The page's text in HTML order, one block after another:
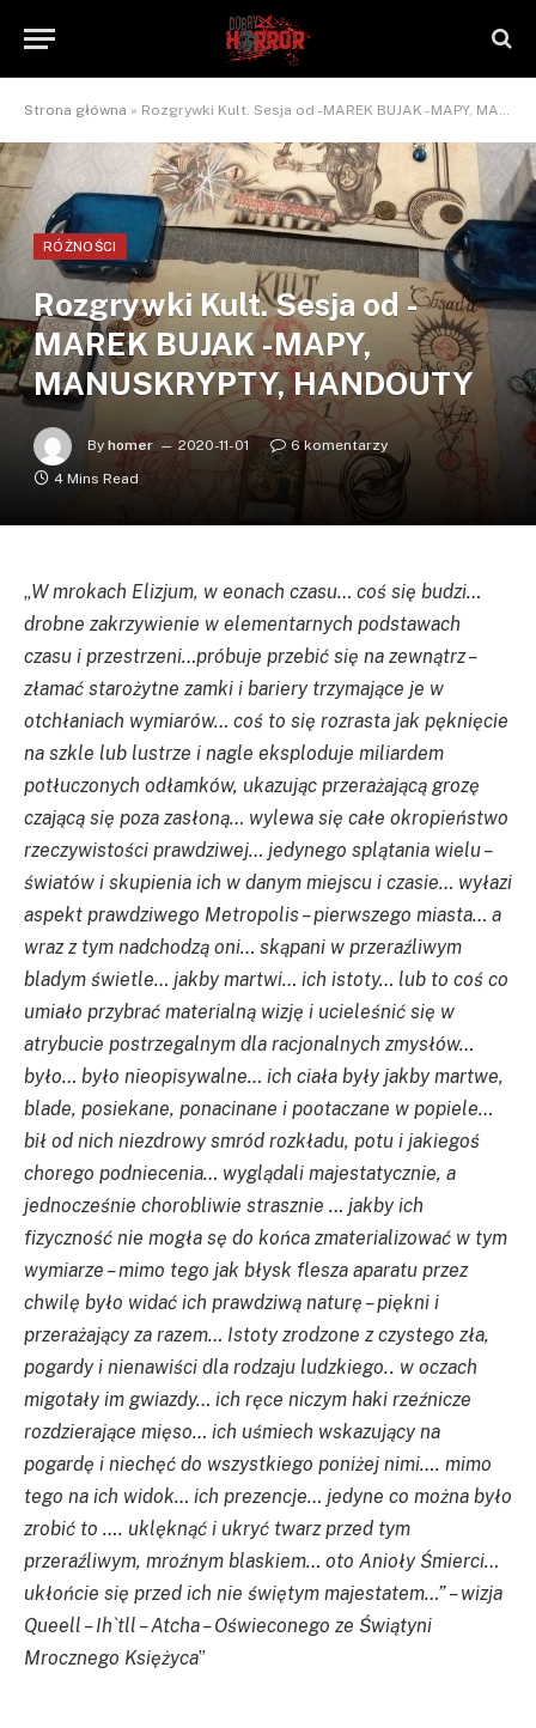
Strona główna » Rozgrywki Kult. Sesja od -MAREK BUJAK -MAPY, MANUSKRYPTY, HANDOUTY
RÓŻNOŚCI
Rozgrywki Kult. Sesja od -
MAREK BUJAK -MAPY,
MANUSKRYPTY, HANDOUTY
By homer 2020-11-01
6 komentarzy
4 Mins Read
„W mrokach Elizjum, w eonach czasu… coś się budzi…
drobne zakrzywienie w elementarnych podstawach
czasu i przestrzeni…próbuje przebić się na zewnątrz –
złamać starożytne zamki i bariery trzymające je w
otchłaniach wymiarów… coś to się rozrasta jak pęknięcie
na szkle lub lustrze i nagle eksploduje miliardem
potłuczonych odłamków, ukazując przerażającą grozę
czającą się poza zasłoną… wylewa się całe okropieństwo
rzeczywistości prawdziwej… jedynego splątania wielu –
światów i skupienia ich w danym miejscu i czasie… wyłazi
aspekt prawdziwego Metropolis – pierwszego miasta… a
wraz z tym nadchodzą oni… skąpani w przeraźliwym
bladym świetle… jakby martwi… ich istoty… lub to coś co
umiało przybrać materialną wizję i ucieleśnić się w
atrybucie postrzegalnym dla racjonalnych zmysłów…
było… było nieopisywalne… ich ciała były jakby martwe,
blade, posiekane, ponacinane i pootaczane w popiele…
bił od nich niezdrowy smród rozkładu, potu i jakiegoś
chorego podniecenia… wyglądali majestatycznie, a
jednocześnie chorobliwie strasznie … jakby ich
fizyczność nie mogła sę do końca zmaterializować w tym
wymiarze – mimo tego jak błysk flesza aparatu przez
chwilę było widać ich prawdziwą naturę – piękni i
przerażający za razem… Istoty zrodzone z czystego zła,
pogardy i nienawiści dla rodzaju ludzkiego.. w oczach
migotały im gwiazdy… ich ręce niczym haki rzeźnicze
rozdzierające mięso… ich uśmiech wskazujący na
pogardę i niechęć do wszystkiego poniżej nimi…. mimo
tego na ich widok… ich prezencje… jedyne co można było
zrobić to …. uklęknąć i ukryć twarz przed tym
przeraźliwym, mroźnym blaskiem… oto Anioły Śmierci…
ukłońcie się przed ich nie świętym majestatem…” – wizja
Queell – Ih`tll – Atcha – Oświeconego ze Świątyni
Mrocznego Księżyca”